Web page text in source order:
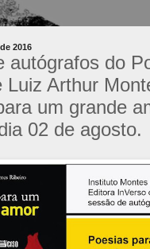
2016
autógrafos do
Luiz Arthur
um grande
02 de agosto.